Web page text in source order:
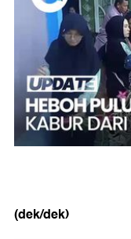
(dek/dek)